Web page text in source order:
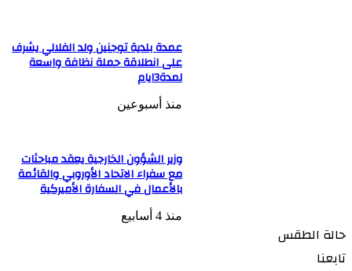
عمدة بلدية توجنين ولد الفلالي يشرف
على انطلاقة حملة نظافة واسعة
لمدة3ايام
منذ أسبوعين
وزير الشؤون الخارجية يعقد مباحثات
مع سفراء الاتحاد الأوروبي والقائمة
بالأعمال في السفارة الأميركية
منذ 4 أسابيع
حالة الطقس
تابعنا